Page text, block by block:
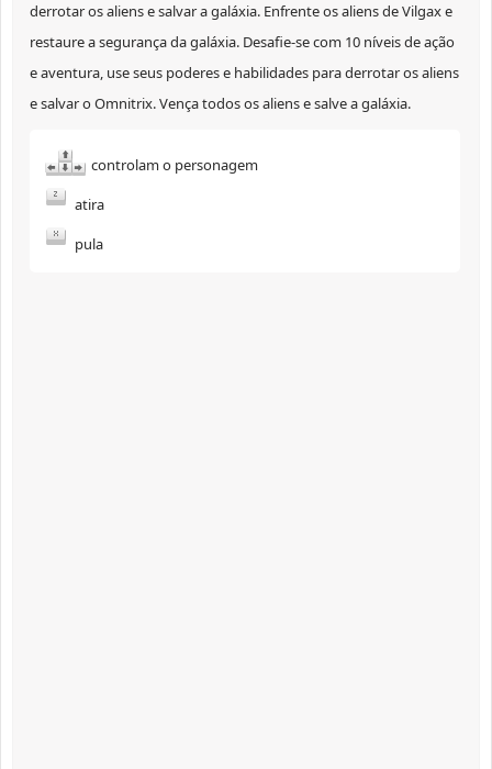
derrotar os aliens e salvar a galáxia. Enfrente os aliens de Vilgax e
restaure a segurança da galáxia. Desafie-se com 10 níveis de ação
e aventura, use seus poderes e habilidades para derrotar os aliens
e salvar o Omnitrix. Vença todos os aliens e salve a galáxia.
controlam o personagem
atira
pula